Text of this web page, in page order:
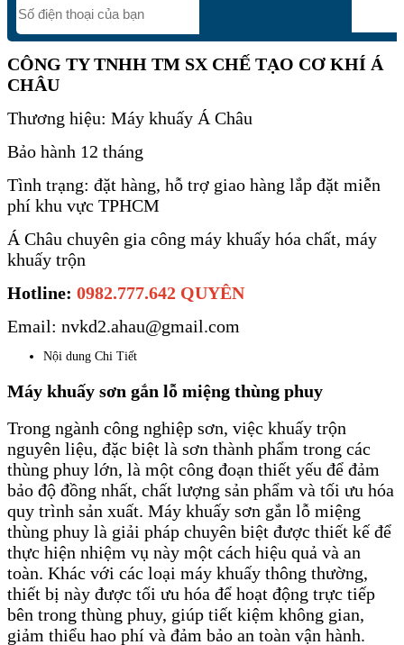
CÔNG TY TNHH TM SX CHẾ TẠO CƠ KHÍ Á
CHÂU
Thương hiệu: Máy khuấy Á Châu
Bảo hành 12 tháng
Tình trạng: đặt hàng, hỗ trợ giao hàng lắp đặt miễn
phí khu vực TPHCM
Á Châu chuyên gia công máy khuấy hóa chất, máy
khuấy trộn
Hotline: 0982.777.642 QUYÊN
Email: nvkd2.ahau@gmail.com
Nội dung Chi Tiết
Máy khuấy sơn gắn lỗ miệng thùng phuy
Trong ngành công nghiệp sơn, việc khuấy trộn
nguyên liệu, đặc biệt là sơn thành phẩm trong các
thùng phuy lớn, là một công đoạn thiết yếu để đảm
bảo độ đồng nhất, chất lượng sản phẩm và tối ưu hóa
quy trình sản xuất. Máy khuấy sơn gắn lỗ miệng
thùng phuy là giải pháp chuyên biệt được thiết kế để
thực hiện nhiệm vụ này một cách hiệu quả và an
toàn. Khác với các loại máy khuấy thông thường,
thiết bị này được tối ưu hóa để hoạt động trực tiếp
bên trong thùng phuy, giúp tiết kiệm không gian,
giảm thiểu hao phí và đảm bảo an toàn vận hành.